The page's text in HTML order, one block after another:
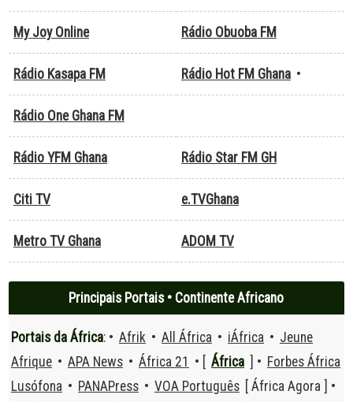
My Joy Online Rádio Obuoba FM
Rádio Kasapa FM Rádio Hot FM Ghana •
Rádio One Ghana FM
Rádio YFM Ghana Rádio Star FM GH
Citi TV e.TVGhana
Metro TV Ghana ADOM TV
Principais Portais • Continente Africano
Portais da África: • Afrik • All África • iÁfrica • Jeune
Afrique • APA News • África 21 • [ África ] • Forbes África
Lusófona • PANAPress • VOA Português
[ África Agora ] •